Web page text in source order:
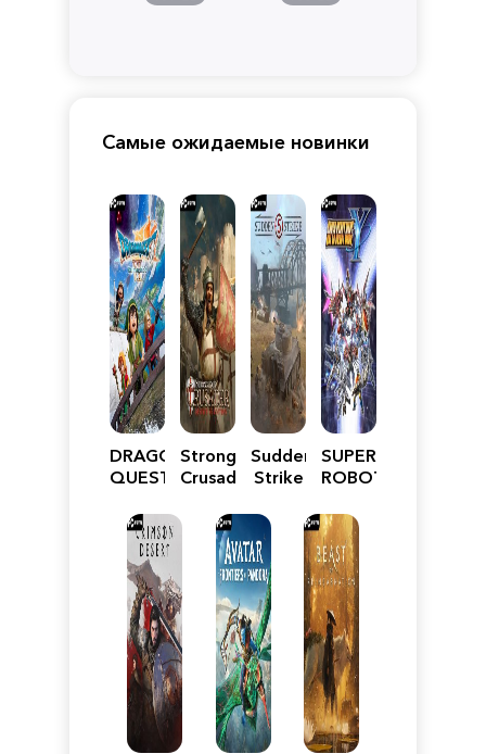
Самые ожидаемые новинки
DRAGON
QUEST
Reimagined
Stronghold
Crusader:
Edition
Sudden
Strike
SUPER
ROBOT
Y